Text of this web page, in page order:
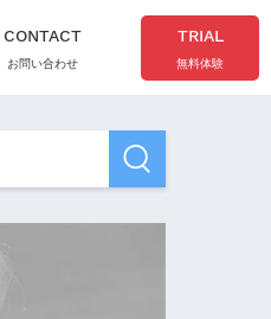
CONTACT
お問い合わせ
TRIAL
無料体験